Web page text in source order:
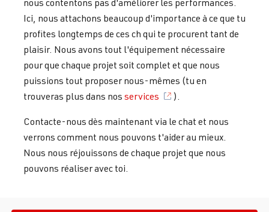
Ici, nous attachons beaucoup d'importance à ce que tu
profites longtemps de ces ch qui te procurent tant de
plaisir. Nous avons tout l'équipement nécessaire
pour que chaque projet soit complet et que nous
puissions tout proposer nous-mêmes (tu en
trouveras plus dans nos services ).
Contacte-nous dès maintenant via le chat et nous
verrons comment nous pouvons t'aider au mieux.
Nous nous réjouissons de chaque projet que nous
pouvons réaliser avec toi.